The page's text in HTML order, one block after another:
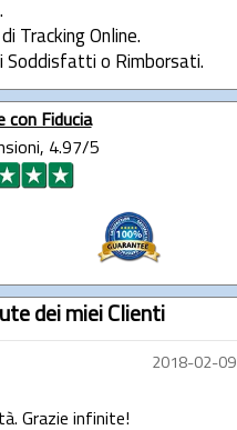
Tracking Online.
Soddisfatti o Rimborsati.
con Fiducia
4.97/5
dei miei Clienti
2018-02-09
Grazie infinite!